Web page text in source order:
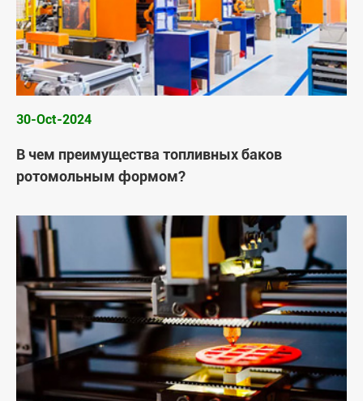
30-Oct-2024
В чем преимущества топливных баков
ротомольным формом?